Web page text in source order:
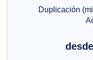
Duplicación